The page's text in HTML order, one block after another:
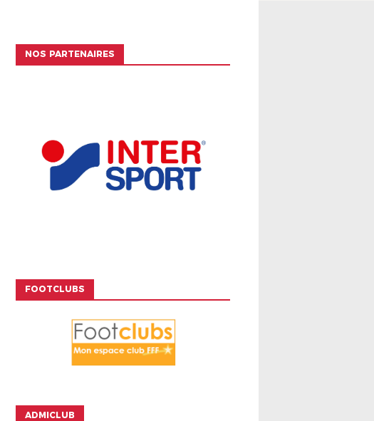
NOS PARTENAIRES
FOOTCLUBS
ADMICLUB